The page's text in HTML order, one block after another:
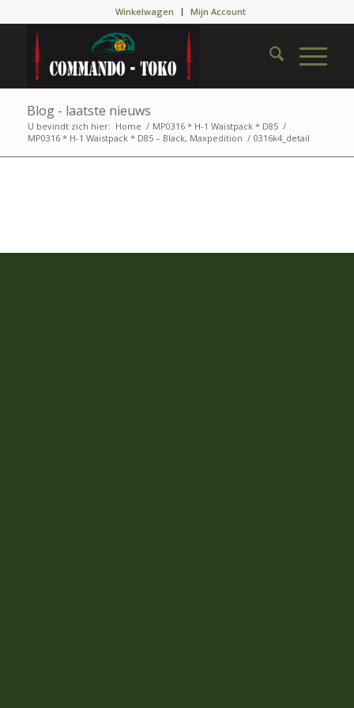
Winkelwagen Mijn Account
Blog - laatste nieuws
U bevindt zich hier: Home / MP0316 * H-1 Waistpack * D85 /
MP0316 * H-1 Waistpack * D85 – Black, Maxpedition / 0316k4_detail